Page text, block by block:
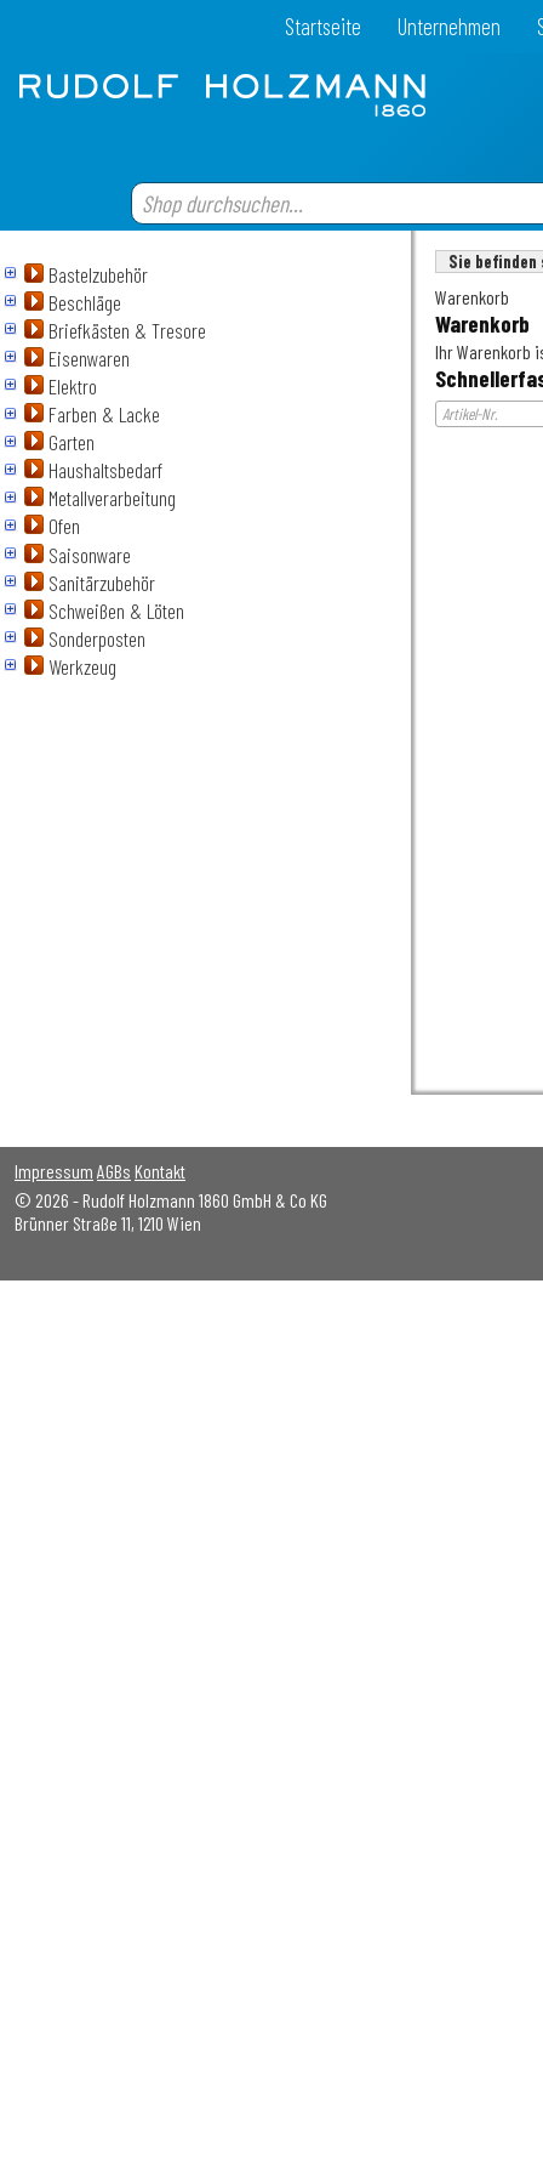
Startseite Unternehmen
Bastelzubehör
Beschläge
Briefkästen & Tresore
Eisenwaren
Elektro
Farben & Lacke
Garten
Haushaltsbedarf
Metallverarbeitung
Ofen
Saisonware
Sanitärzubehör
Schweißen & Löten
Sonderposten
Werkzeug
Sie
Warenkorb
Warenkorb
Ihr Warenkorb
Impressum AGBs Kontakt
© 2026 - Rudolf Holzmann 1860 GmbH & Co KG
Brünner Straße 11, 1210 Wien